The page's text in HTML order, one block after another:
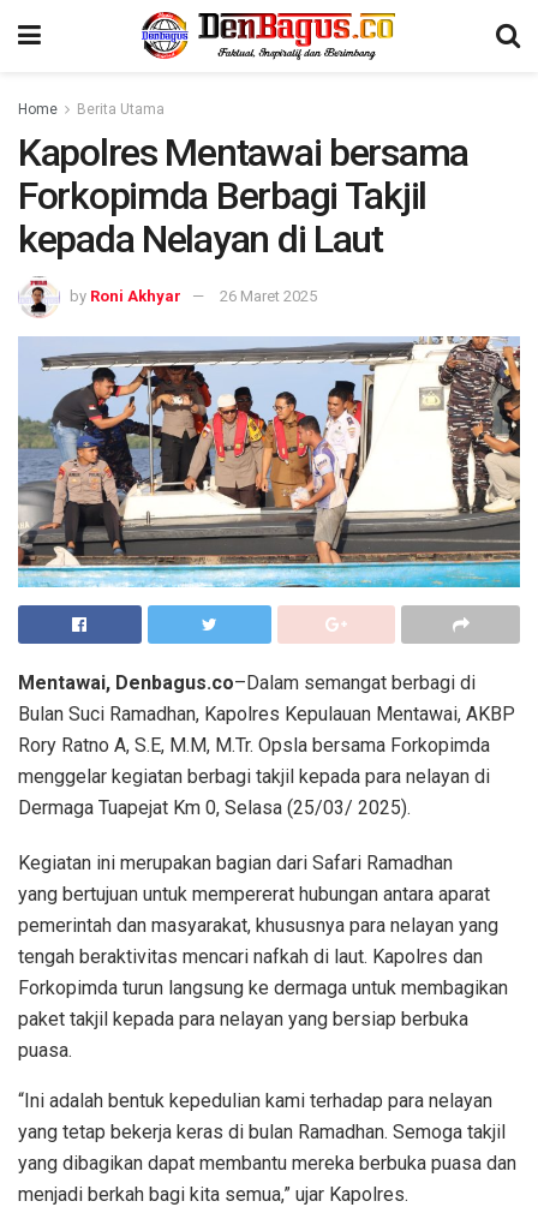
Home Berita Utama
Kapolres Mentawai bersama
Forkopimda Berbagi Takjil
kepada Nelayan di Laut
by Roni Akhyar 26 Maret 2025
Mentawai, Denbagus.co–Dalam semangat berbagi di
Bulan Suci Ramadhan, Kapolres Kepulauan Mentawai, AKBP
Rory Ratno A, S.E, M.M, M.Tr. Opsla bersama Forkopimda
menggelar kegiatan berbagi takjil kepada para nelayan di
Dermaga Tuapejat Km 0, Selasa (25/03/ 2025).
Kegiatan ini merupakan bagian dari Safari Ramadhan
yang bertujuan untuk mempererat hubungan antara aparat
pemerintah dan masyarakat, khususnya para nelayan yang
tengah beraktivitas mencari nafkah di laut. Kapolres dan
Forkopimda turun langsung ke dermaga untuk membagikan
paket takjil kepada para nelayan yang bersiap berbuka
puasa.
“Ini adalah bentuk kepedulian kami terhadap para nelayan
yang tetap bekerja keras di bulan Ramadhan. Semoga takjil
yang dibagikan dapat membantu mereka berbuka puasa dan
menjadi berkah bagi kita semua,” ujar Kapolres.